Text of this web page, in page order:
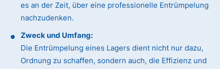
es an der Zeit, über eine professionelle Entrümpelung
nachzudenken.
Zweck und Umfang:
Die Entrümpelung eines Lagers dient nicht nur dazu,
Ordnung zu schaffen, sondern auch, die Effizienz und